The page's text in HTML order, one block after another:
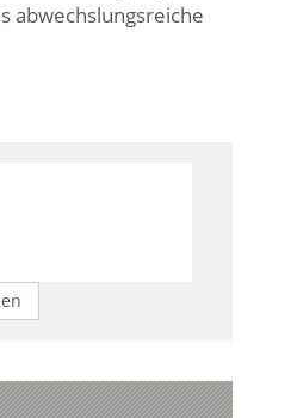
abwechslungsreiche